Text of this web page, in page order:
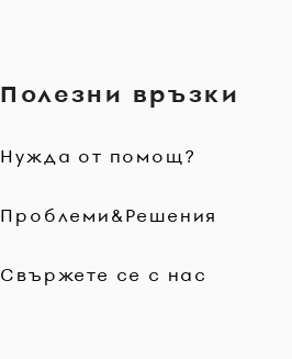
Полезни връзки
Нужда от помощ?
Проблеми&Решения
Свържете се с нас